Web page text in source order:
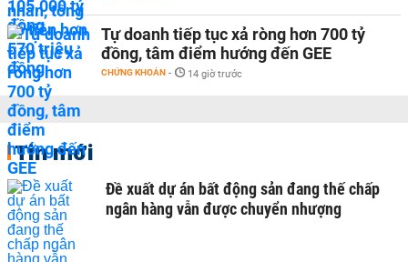
Tự doanh tiếp tục xả ròng hơn 700 tỷ
đồng, tâm điểm hướng đến GEE
CHỨNG KHOÁN - 14 giờ trước
Tin mới
Đề xuất dự án bất động sản đang thế chấp
ngân hàng vẫn được chuyển nhượng